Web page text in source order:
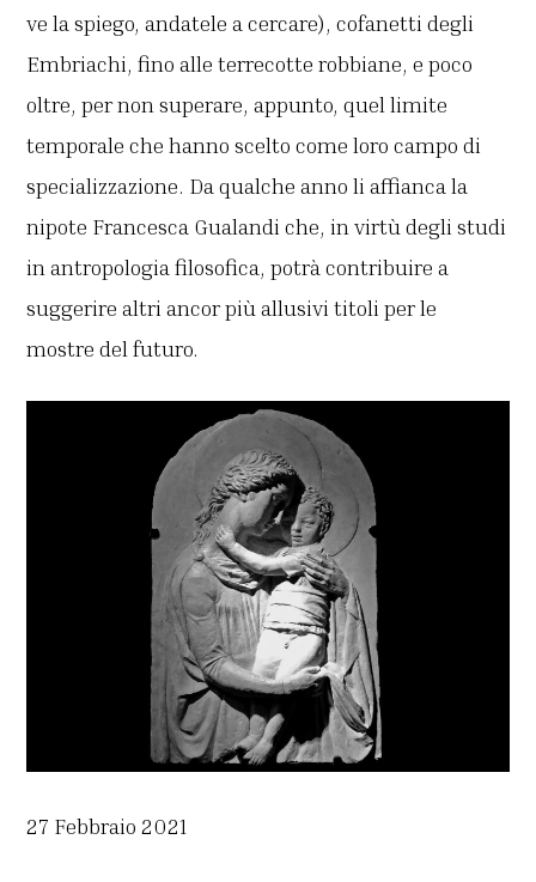
ve la spiego, andatele a cercare), cofanetti degli
Embriachi, fino alle terrecotte robbiane, e poco
oltre, per non superare, appunto, quel limite
temporale che hanno scelto come loro campo di
specializzazione. Da qualche anno li affianca la
nipote Francesca Gualandi che, in virtù degli studi
in antropologia filosofica, potrà contribuire a
suggerire altri ancor più allusivi titoli per le
mostre del futuro.
27 Febbraio 2021